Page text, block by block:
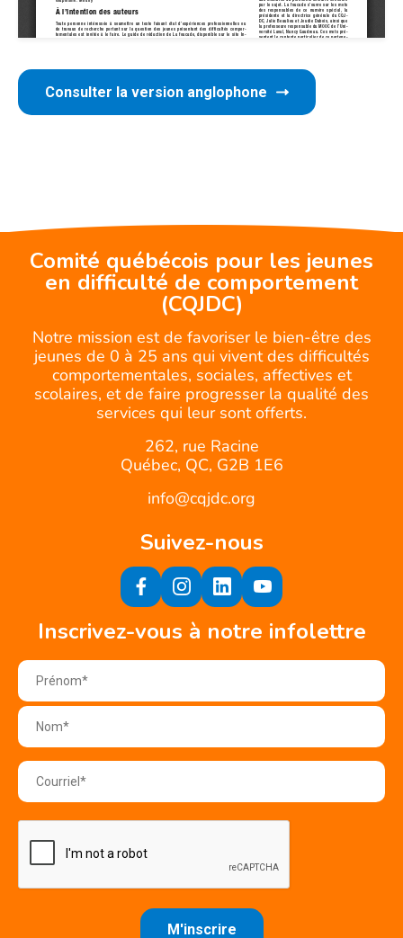
Consulter la version anglophone
Comité québécois pour les jeunes
en difficulté de comportement
(CQJDC)
Notre mission est de favoriser le bien-être des
jeunes de 0 à 25 ans qui vivent des difficultés
comportementales, sociales, affectives et
scolaires, et de faire progresser la qualité des
services qui leur sont offerts.
262, rue Racine
Québec, QC, G2B 1E6
info@cqjdc.org
Suivez-nous
Inscrivez-vous à notre infolettre